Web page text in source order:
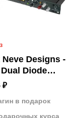
Neve Designs -
Diode
₽
в подарок
курса